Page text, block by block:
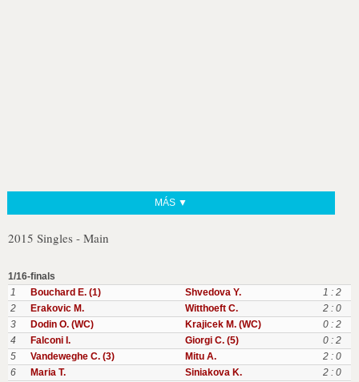
MÁS ▼
2015 Singles - Main
1/16-finals
1
Bouchard E. (1) Shvedova Y.
1 : 2
2
Erakovic M. Witthoeft C.
2 : 0
3
Dodin O. (WC) Krajicek M. (WC)
0 : 2
4
Falconi I. Giorgi C. (5)
0 : 2
5
Vandeweghe C. (3) Mitu A.
2 : 0
6
Maria T. Siniakova K.
2 : 0